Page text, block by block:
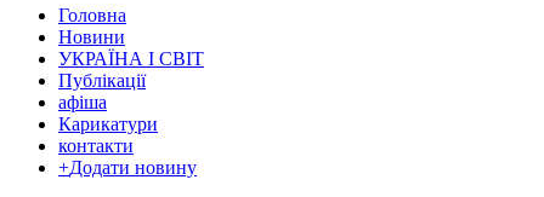
Головна
Новини
УКРАЇНА І СВІТ
Публікації
афіша
Карикатури
контакти
+Додати новину